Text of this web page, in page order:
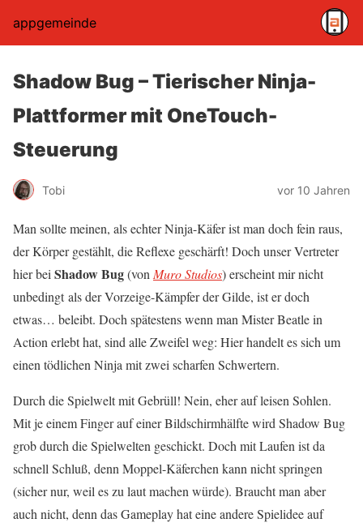
appgemeinde
Shadow Bug – Tierischer Ninja-
Plattformer mit OneTouch-
Steuerung
Tobi vor 10 Jahren
Man sollte meinen, als echter Ninja-Käfer ist man doch fein raus,
der Körper gestählt, die Reflexe geschärft! Doch unser Vertreter
hier bei Shadow Bug(von Muro Studios) erscheint mir nicht
unbedingt als der Vorzeige-Kämpfer der Gilde, ist er doch
etwas… beleibt. Doch spätestens wenn man Mister Beatle in
Action erlebt hat, sind alle Zweifel weg: Hier handelt es sich um
einen tödlichen Ninja mit zwei scharfen Schwertern.
Durch die Spielwelt mit Gebrüll! Nein, eher auf leisen Sohlen.
Mit je einem Finger auf einer Bildschirmhälfte wird Shadow Bug
grob durch die Spielwelten geschickt. Doch mit Laufen ist da
schnell Schluß, denn Moppel-Käferchen kann nicht springen
(sicher nur, weil es zu laut machen würde). Braucht man aber
auch nicht, denn das Gameplay hat eine andere Spielidee auf